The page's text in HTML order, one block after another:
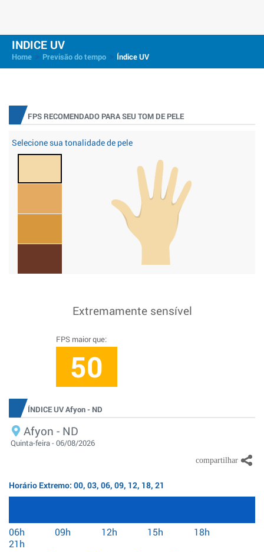
INDICE UV
Home Previsão do tempo Índice UV
FPS RECOMENDADO PARA SEU TOM DE PELE
Selecione sua tonalidade de pele
Extremamente sensível
FPS maior que:
50
ÍNDICE UV Afyon - ND
Afyon - ND
Quinta-feira - 06/08/2026
Horário Extremo: 00, 03, 06, 09, 12, 18, 21
06h 09h 12h 15h
18h
21h